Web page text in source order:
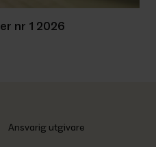
nr 1 2026
Ansvarig utgivare